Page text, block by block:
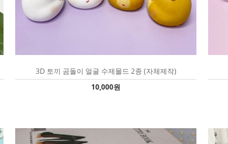
3D 토끼 곰돌이 얼굴 수제몰드 2종 (자체제작)
10,000원